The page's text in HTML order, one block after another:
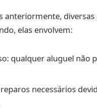
anteriormente,
elas envolvem:
qualquer aluguel não
necessários